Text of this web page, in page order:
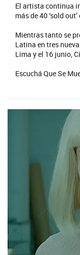
El artista continua
más de 40 ‘sold
Mientras tanto se
Latina en tres
Lima y el 16 junio,
Escuchá Que Se